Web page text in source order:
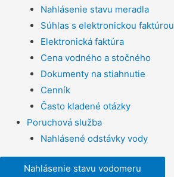
Nahlásenie stavu meradla
Súhlas s elektronickou faktúrou
Elektronická faktúra
Cena vodného a stočného
Dokumenty na stiahnutie
Cenník
Často kladené otázky
Poruchová služba
Nahlásené odstávky vody
Nahlásenie stavu vodomeru